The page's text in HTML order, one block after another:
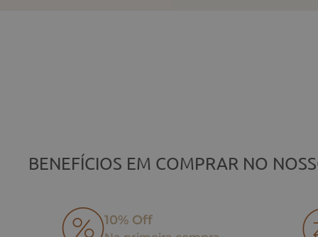
BENEFÍCIOS EM COMPRAR NO
10% Off